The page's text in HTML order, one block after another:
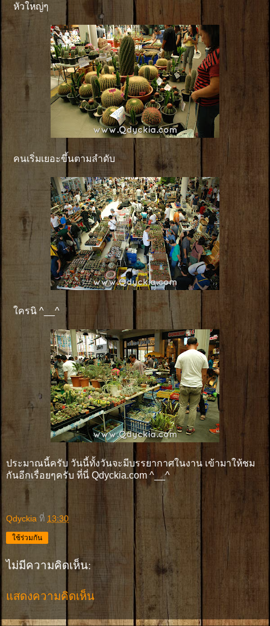
หัวใหญ่ๆ
คนเริ่มเยอะขึ้นตามลำดับ
ใครนิ ^__^
ประมาณนี้ครับ วันนี้ทั้งวันจะมีบรรยากาศในงาน เข้ามาให้ชม
กันอีกเรื่อยๆครับ ที่นี่ Qdyckia.com ^__^
Qdyckia ที่ 13:30
ใช้ร่วมกัน
ไม่มีความคิดเห็น:
แสดงความคิดเห็น